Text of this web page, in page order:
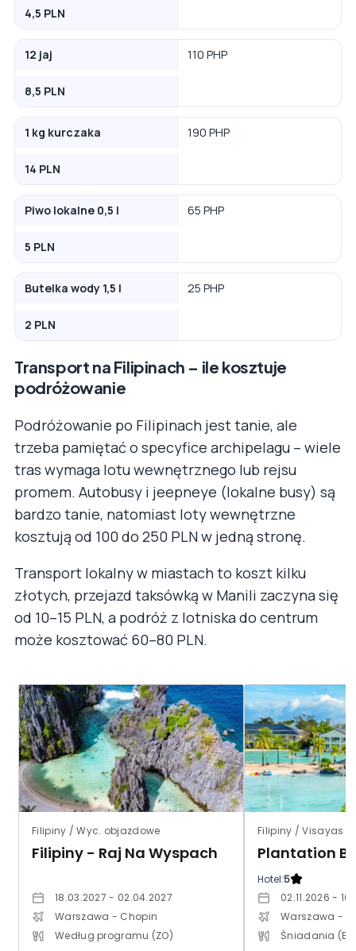
4,5 PLN
12 jaj 110 PHP
8,5 PLN
1 kg kurczaka 190 PHP
14 PLN
Piwo lokalne 0,5 l 65 PHP
5 PLN
Butelka wody 1,5 l 25 PHP
2 PLN
Transport na Filipinach – ile kosztuje
podróżowanie
Podróżowanie po Filipinach jest tanie, ale
trzeba pamiętać o specyfice archipelagu – wiele
tras wymaga lotu wewnętrznego lub rejsu
promem. Autobusy i jeepneye (lokalne busy) są
bardzo tanie, natomiast loty wewnętrzne
kosztują od 100 do 250 PLN w jedną stronę.
Transport lokalny w miastach to koszt kilku
złotych, przejazd taksówką w Manili zaczyna się
od 10–15 PLN, a podróż z lotniska do centrum
może kosztować 60–80 PLN.
Filipiny / Wyc. objazdowe
Filipiny - Raj Na Wyspach
18.03.2027 - 02.04.2027
Warszawa - Chopin
Według programu (ZO)
Filipiny / Visayas /
Hotel:5
02.11.2026 -
Warszawa -
Śniadania